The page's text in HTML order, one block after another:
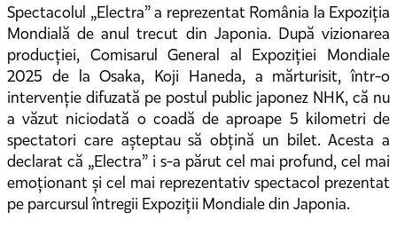
Spectacolul „Electra” a reprezentat România la Expoziția
Mondială de anul trecut din Japonia. După vizionarea
producției, Comisarul General al Expoziției Mondiale
2025 de la Osaka, Koji Haneda, a mărturisit, într-o
intervenție difuzată pe postul public japonez NHK, că nu
a văzut niciodată o coadă de aproape 5 kilometri de
spectatori care așteptau să obțină un bilet. Acesta a
declarat că „Electra” i s-a părut cel mai profund, cel mai
emoționant și cel mai reprezentativ spectacol prezentat
pe parcursul întregii Expoziții Mondiale din Japonia.